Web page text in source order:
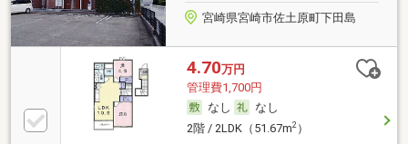
宮崎県宮崎市佐土原町下田島
4.70万円
管理費1,700円
なし
なし
2階 / 2LDK（51.67m2）